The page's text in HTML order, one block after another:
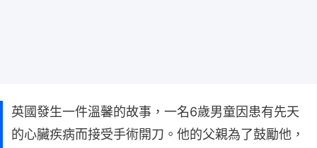
英國發生一件溫馨的故事，一名6歲男童因患有先天
的心臟疾病而接受手術開刀。他的父親為了鼓勵他，